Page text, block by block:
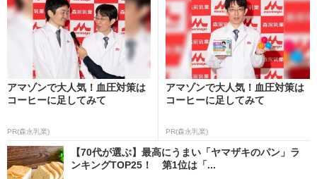
アマゾンで大人気！血圧対策は
コーヒーに足してみて
PR(森永乳業)
アマゾンで大人気！血圧対策は
コーヒーに足してみて
PR(森永乳業)
【70代が選ぶ】最高にうまい「ヤマザキのパン」ラ
ンキングTOP25！ 第1位は「...